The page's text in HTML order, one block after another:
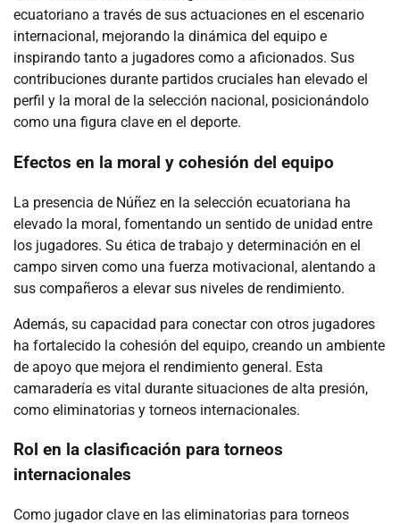
ecuatoriano a través de sus actuaciones en el escenario
internacional, mejorando la dinámica del equipo e
inspirando tanto a jugadores como a aficionados. Sus
contribuciones durante partidos cruciales han elevado el
perfil y la moral de la selección nacional, posicionándolo
como una figura clave en el deporte.
Efectos en la moral y cohesión del equipo
La presencia de Núñez en la selección ecuatoriana ha
elevado la moral, fomentando un sentido de unidad entre
los jugadores. Su ética de trabajo y determinación en el
campo sirven como una fuerza motivacional, alentando a
sus compañeros a elevar sus niveles de rendimiento.
Además, su capacidad para conectar con otros jugadores
ha fortalecido la cohesión del equipo, creando un ambiente
de apoyo que mejora el rendimiento general. Esta
camaradería es vital durante situaciones de alta presión,
como eliminatorias y torneos internacionales.
Rol en la clasificación para torneos
internacionales
Como jugador clave en las eliminatorias para torneos